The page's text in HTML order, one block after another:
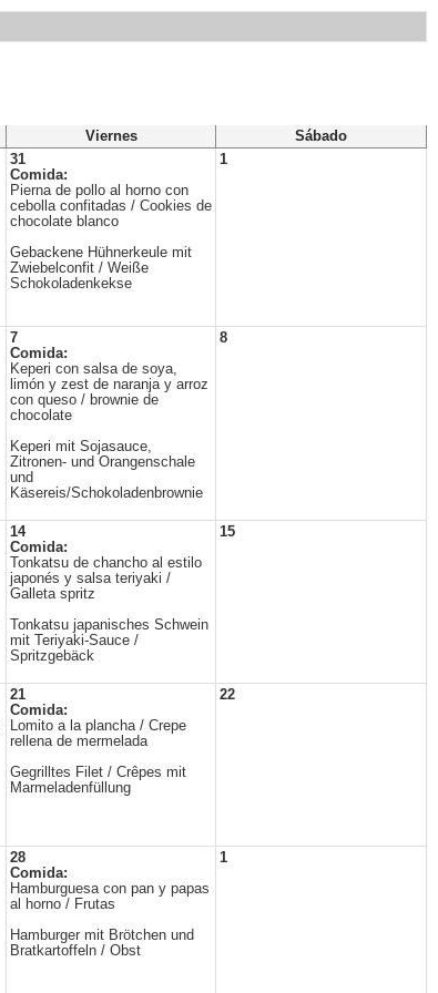
Viernes
Sábado
31
Comida:
Pierna de pollo al horno con
cebolla confitadas / Cookies de
chocolate blanco
Gebackene Hühnerkeule mit
Zwiebelconfit / Weiße
Schokoladenkekse
1
7
Comida:
Keperi con salsa de soya,
limón y zest de naranja y arroz
con queso / brownie de
chocolate
Keperi mit Sojasauce,
Zitronen- und Orangenschale
und
Käsereis/Schokoladenbrownie
8
14
Comida:
Tonkatsu de chancho al estilo
japonés y salsa teriyaki /
Galleta spritz
Tonkatsu japanisches Schwein
mit Teriyaki-Sauce /
Spritzgebäck
15
21
Comida:
Lomito a la plancha / Crepe
rellena de mermelada
Gegrilltes Filet / Crêpes mit
Marmeladenfüllung
22
28
Comida:
Hamburguesa con pan y papas
al horno / Frutas
Hamburger mit Brötchen und
Bratkartoffeln / Obst
1